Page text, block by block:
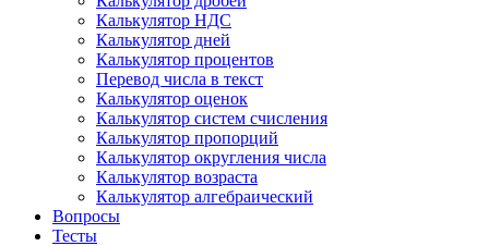
Калькулятор НДС
Калькулятор дней
Калькулятор процентов
Перевод числа в текст
Калькулятор оценок
Калькулятор систем счисления
Калькулятор пропорций
Калькулятор округления числа
Калькулятор возраста
Калькулятор алгебраический
Вопросы
Тесты